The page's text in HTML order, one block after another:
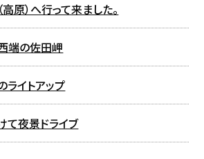
高原）へ行って来ました。
端の佐田岬
ライトアップ
て夜景ドライブ